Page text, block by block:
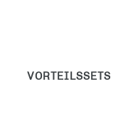
VORTEILSSETS